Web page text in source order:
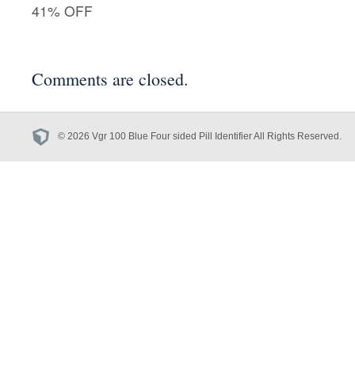
41% OFF
Comments are closed.
© 2026 Vgr 100 Blue Four sided Pill Identifier All Rights Reserved.